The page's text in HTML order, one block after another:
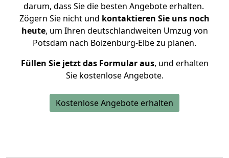
darum, dass Sie die besten Angebote erhalten.
Zögern Sie nicht und kontaktieren Sie uns noch
heute, um Ihren deutschlandweiten Umzug von
Potsdam nach Boizenburg-Elbe zu planen.
Füllen Sie jetzt das Formular aus, und erhalten
Sie kostenlose Angebote.
Kostenlose Angebote erhalten